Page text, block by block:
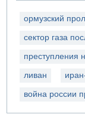
ормузский
сектор газа
преступления
ливан
война россии